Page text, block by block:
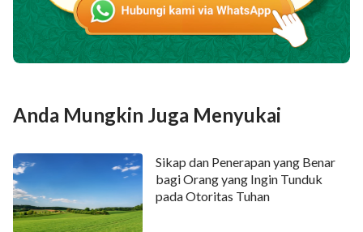
lakinya, apakah tindakannya itu dilihat oleh Tuhan? Ya.
Keseluruhan proses—dari awal, saat Tuhan meminta
agar Abraham mempersembahkan Ishak, hingga saat
menyembelih anak laki-lakinya—menunjukkan kepada
Tuhan hati Abraham, dan terlepas dari kebodohan,
ketidaktahuan, dan kesalahpahaman Abraham
sebelumnya akan Tuhan, pada waktu itu, hati
Abraham untuk Tuhan adalah benar dan jujur, dan dia
benar-benar akan mengembalikan Ishak, anak laki-laki
Anda Mungkin Juga Menyukai
Sikap dan Penerapan yang Benar
bagi Orang yang Ingin Tunduk
pada Otoritas Tuhan